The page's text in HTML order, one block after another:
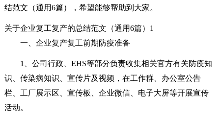
结范文（通用6篇），希望能够帮助到大家。
关于企业复工复产的总结范文（通用6篇）1
一、企业复产复工前期防疫准备
1、公司行政、EHS等部分负责收集相关官方有关防疫知
识、传染病知识、宣传片及视频，在工作群、办公室公告
栏、工厂展示区、宣传板、企业微信、电子大屏等开展宣传
活动。